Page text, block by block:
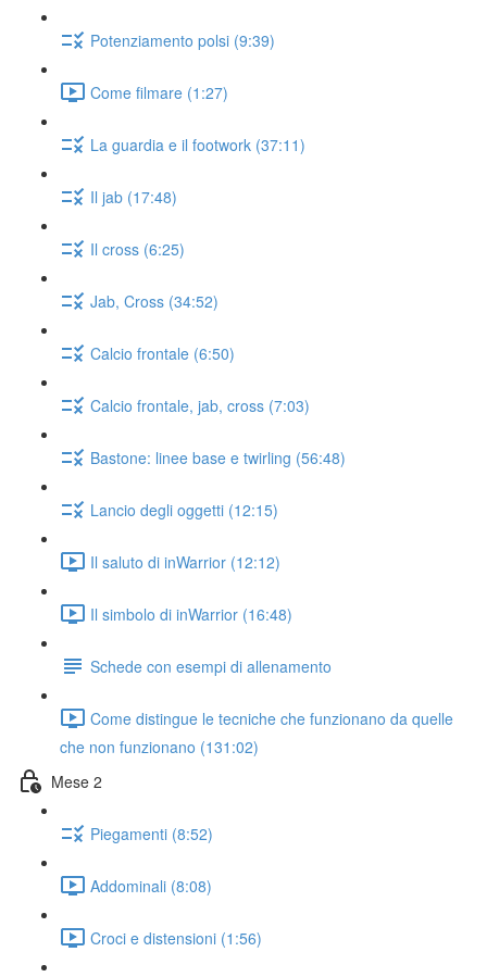
Potenziamento polsi (9:39)
Come filmare (1:27)
La guardia e il footwork (37:11)
Il jab (17:48)
Il cross (6:25)
Jab, Cross (34:52)
Calcio frontale (6:50)
Calcio frontale, jab, cross (7:03)
Bastone: linee base e twirling (56:48)
Lancio degli oggetti (12:15)
Il saluto di inWarrior (12:12)
Il simbolo di inWarrior (16:48)
Schede con esempi di allenamento
Come distingue le tecniche che funzionano da quelle
che non funzionano (131:02)
Mese 2
Piegamenti (8:52)
Addominali (8:08)
Croci e distensioni (1:56)